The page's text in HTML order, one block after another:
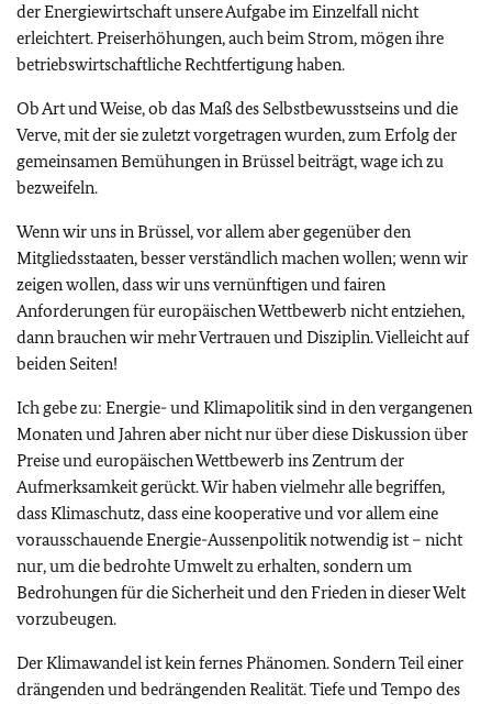
der Energiewirtschaft unsere Aufgabe im Einzelfall nicht
erleichtert. Preiserhöhungen, auch beim Strom, mögen ihre
betriebswirtschaftliche Rechtfertigung haben.
Ob Art und Weise, ob das Maß des Selbstbewusstseins und die
Verve, mit der sie zuletzt vorgetragen wurden, zum Erfolg der
gemeinsamen Bemühungen in Brüssel beiträgt, wage ich zu
bezweifeln.
Wenn wir uns in Brüssel, vor allem aber gegenüber den
Mitgliedsstaaten, besser verständlich machen wollen; wenn wir
zeigen wollen, dass wir uns vernünftigen und fairen
Anforderungen für europäischen Wettbewerb nicht entziehen,
dann brauchen wir mehr Vertrauen und Disziplin. Vielleicht auf
beiden Seiten!
Ich gebe zu: Energie- und Klimapolitik sind in den vergangenen
Monaten und Jahren aber nicht nur über diese Diskussion über
Preise und europäischen Wettbewerb ins Zentrum der
Aufmerksamkeit gerückt. Wir haben vielmehr alle begriffen,
dass Klimaschutz, dass eine kooperative und vor allem eine
vorausschauende Energie-Aussenpolitik notwendig ist – nicht
nur, um die bedrohte Umwelt zu erhalten, sondern um
Bedrohungen für die Sicherheit und den Frieden in dieser Welt
vorzubeugen.
Der Klimawandel ist kein fernes Phänomen. Sondern Teil einer
drängenden und bedrängenden Realität. Tiefe und Tempo des